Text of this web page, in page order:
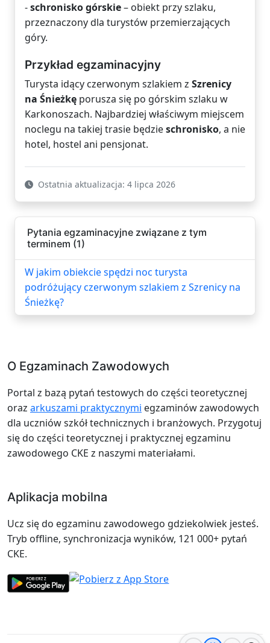
-schronisko górskie– obiekt przy szlaku,
przeznaczony dla turystów przemierzających
góry.
Przykład egzaminacyjny
Turysta idący czerwonym szlakiem z Szrenicy
na Śnieżkę porusza się po górskim szlaku w
Karkonoszach. Najbardziej właściwym miejscem
noclegu na takiej trasie będzieschronisko, a nie
hotel, hostel ani pensjonat.
Ostatnia aktualizacja: 4 lipca 2026
Pytania egzaminacyjne związane z tym
terminem (1)
W jakim obiekcie spędzi noc turysta
podróżujący czerwonym szlakiem z Szrenicy na
Śnieżkę?
O Egzaminach Zawodowych
Portal z bazą pytań testowych do części teoretycznej
oraz arkuszami praktycznymi egzaminów zawodowych
dla uczniów szkół technicznych i branżowych. Przygotuj
się do części teoretycznej i praktycznej egzaminu
zawodowego CKE z naszymi materiałami.
Aplikacja mobilna
Ucz się do egzaminu zawodowego gdziekolwiek jesteś.
Tryb offline, synchronizacja wyników, 121 000+ pytań
CKE.